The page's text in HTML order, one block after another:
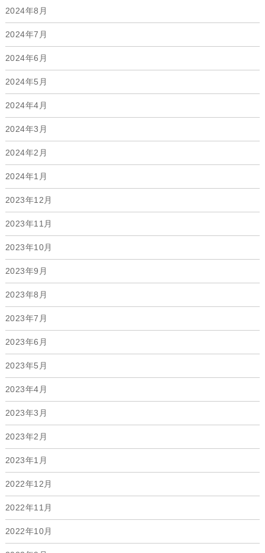
2024年8月
2024年7月
2024年6月
2024年5月
2024年4月
2024年3月
2024年2月
2024年1月
2023年12月
2023年11月
2023年10月
2023年9月
2023年8月
2023年7月
2023年6月
2023年5月
2023年4月
2023年3月
2023年2月
2023年1月
2022年12月
2022年11月
2022年10月